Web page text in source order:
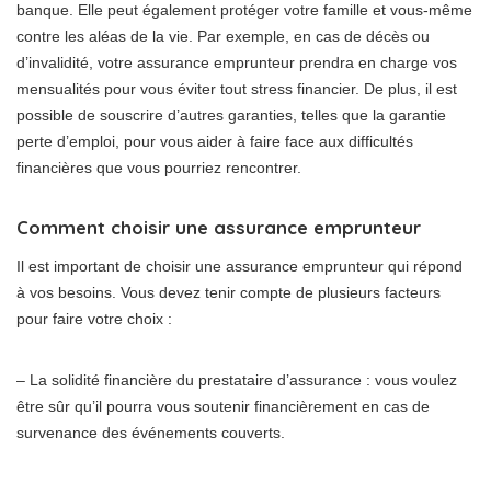
banque. Elle peut également protéger votre famille et vous-même
contre les aléas de la vie. Par exemple, en cas de décès ou
d’invalidité, votre assurance emprunteur prendra en charge vos
mensualités pour vous éviter tout stress financier. De plus, il est
possible de souscrire d’autres garanties, telles que la garantie
perte d’emploi, pour vous aider à faire face aux difficultés
financières que vous pourriez rencontrer.
Comment choisir une assurance emprunteur
Il est important de choisir une assurance emprunteur qui répond
à vos besoins. Vous devez tenir compte de plusieurs facteurs
pour faire votre choix :
– La solidité financière du prestataire d’assurance : vous voulez
être sûr qu’il pourra vous soutenir financièrement en cas de
survenance des événements couverts.